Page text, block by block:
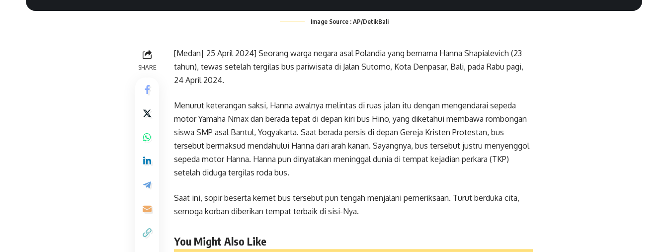
Image Source : AP/DetikBali
SHARE
[Medan| 25 April 2024] Seorang warga negara asal Polandia yang bernama Hanna Shapialevich (23
tahun), tewas setelah tergilas bus pariwisata di Jalan Sutomo, Kota Denpasar, Bali, pada Rabu pagi,
24 April 2024.
Menurut keterangan saksi, Hanna awalnya melintas di ruas jalan itu dengan mengendarai sepeda
motor Yamaha Nmax dan berada tepat di depan kiri bus Hino, yang diketahui membawa rombongan
siswa SMP asal Bantul, Yogyakarta. Saat berada persis di depan Gereja Kristen Protestan, bus
tersebut bermaksud mendahului Hanna dari arah kanan. Sayangnya, bus tersebut justru menyenggol
sepeda motor Hanna. Hanna pun dinyatakan meninggal dunia di tempat kejadian perkara (TKP)
setelah diduga tergilas roda bus.
Saat ini, sopir beserta kernet bus tersebut pun tengah menjalani pemeriksaan. Turut berduka cita,
semoga korban diberikan tempat terbaik di sisi-Nya.
You Might Also Like